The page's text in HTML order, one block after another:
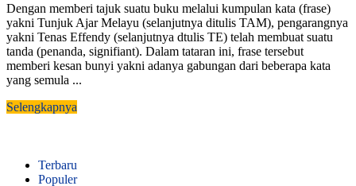
Dengan memberi tajuk suatu buku melalui kumpulan kata (frase)
yakni Tunjuk Ajar Melayu (selanjutnya ditulis TAM), pengarangnya
yakni Tenas Effendy (selanjutnya dtulis TE) telah membuat suatu
tanda (penanda, signifiant). Dalam tataran ini, frase tersebut
memberi kesan bunyi yakni adanya gabungan dari beberapa kata
yang semula ...
Selengkapnya
Terbaru
Populer